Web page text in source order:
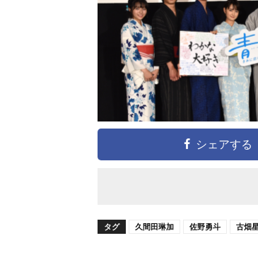
シェアする
タグ 久間田琳加 佐野勇斗 古畑